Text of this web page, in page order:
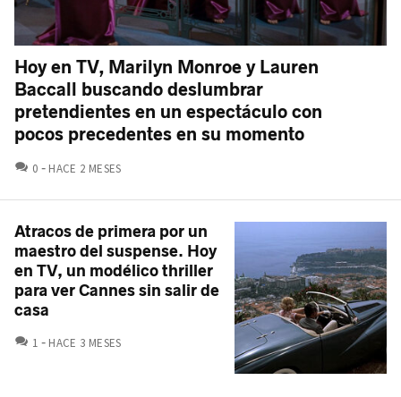
Hoy en TV, Marilyn Monroe y Lauren
Baccall buscando deslumbrar
pretendientes en un espectáculo con
pocos precedentes en su momento
0 COMENTARIOS
HACE 2 MESES
Atracos de primera por un
maestro del suspense. Hoy
en TV, un modélico thriller
para ver Cannes sin salir de
casa
1 COMENTARIOS
HACE 3 MESES